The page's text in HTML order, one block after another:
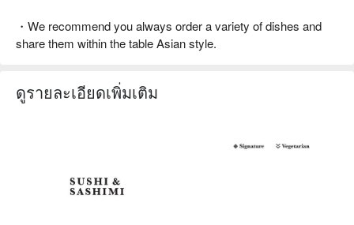
・We recommend you always order a variety of dishes and
share them within the table Asian style.
ดูรายละเอียดเพิ่มเติม